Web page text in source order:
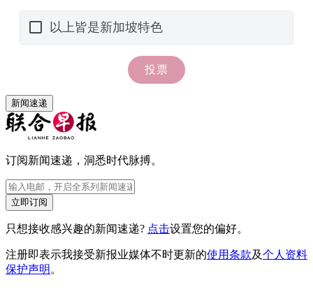
新闻速递
订阅新闻速递，洞悉时代脉搏。
立即订阅
只想接收感兴趣的新闻速递? 点击设置您的偏好。
注册即表示我接受新报业媒体不时更新的使用条款及个人资料
保护声明 。